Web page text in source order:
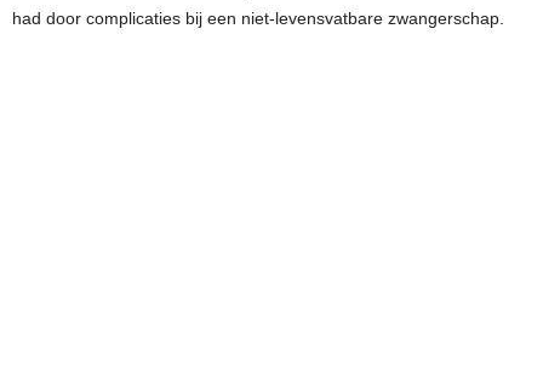
had door complicaties bij een niet-levensvatbare zwangerschap.